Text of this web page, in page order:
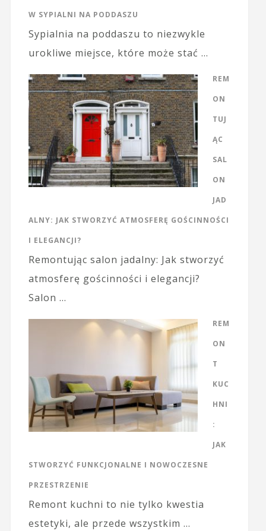
W SYPIALNI NA PODDASZU
Sypialnia na poddaszu to niezwykle
urokliwe miejsce, które może stać …
REM
ON
TUJ
ĄC
SAL
ON
JAD
ALNY: JAK STWORZYĆ ATMOSFERĘ GOŚCINNOŚCI
I ELEGANCJI?
Remontując salon jadalny: Jak stworzyć
atmosferę gościnności i elegancji?
Salon …
REM
ON
T
KUC
HNI
:
JAK
STWORZYĆ FUNKCJONALNE I NOWOCZESNE
PRZESTRZENIE
Remont kuchni to nie tylko kwestia
estetyki, ale przede wszystkim …